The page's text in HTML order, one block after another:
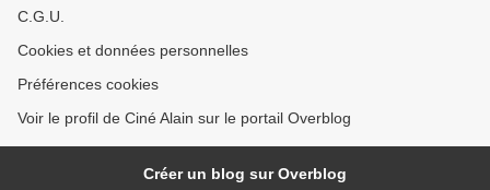
C.G.U.
Cookies et données personnelles
Préférences cookies
Voir le profil de Ciné Alain sur le portail Overblog
Créer un blog sur Overblog